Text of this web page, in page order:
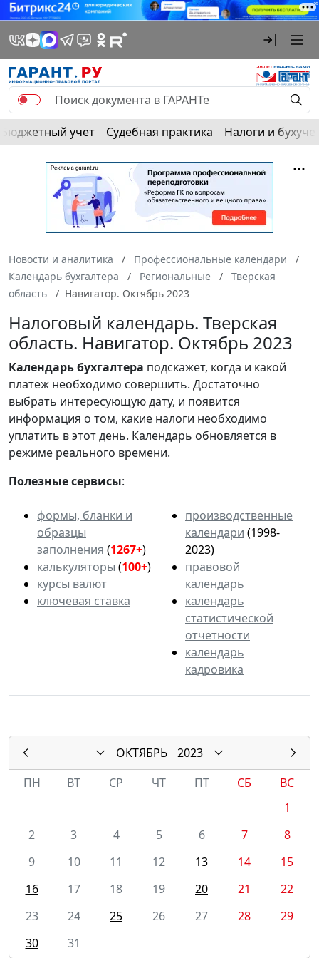
Бюджетный учет Судебная практика Налоги и
Новости и аналитика
Профессиональные календари
Календарь бухгалтера
Региональные
Тверская
область
Навигатор. Октябрь 2023
Налоговый календарь. Тверская
область. Навигатор. Октябрь 2023
Календарьбухгалтера подскажет, когда и какой
платеж необходимо совершить. Достаточно
выбрать интересующую дату, и появится
информация о том, какие налоги необходимо
уплатить в этот день. Календарь обновляется в
режиме реального времени.
Полезные сервисы:
формы, бланки и
образцы
заполнения (1267+)
калькуляторы (100+)
курсы валют
ключевая ставка
производственные
календари (1998-
2023)
правовой
календарь
календарь
статистической
отчетности
календарь
кадровика
ОКТЯБРЬ
2023
ПН
ВТ СР ЧТ ПТ СБ
ВС
1
2
3 4 5 6 7
8
9
10 11 12 13 14
15
16
17 18 19 20 21
22
23
24 25 26 27 28
29
30
31